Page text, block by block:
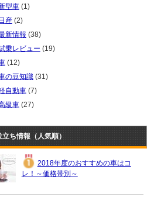
型車(1)
産(2)
新情報 (38)
乗レビュー (19)
(12)
の豆知識(31)
自動車(7)
級車(27)
立ち情報（人気順）
2018年度のおすすめの車はコ
レ！～価格帯別～